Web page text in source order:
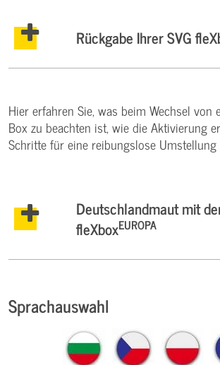
Rückgabe Ihrer SVG
Hier erfahren Sie, was beim Wechsel von
Box zu beachten ist, wie die Aktivierung
Schritte für eine reibungslose
Deutschlandmaut mit
fleXboxEUROPA
Sprachauswahl